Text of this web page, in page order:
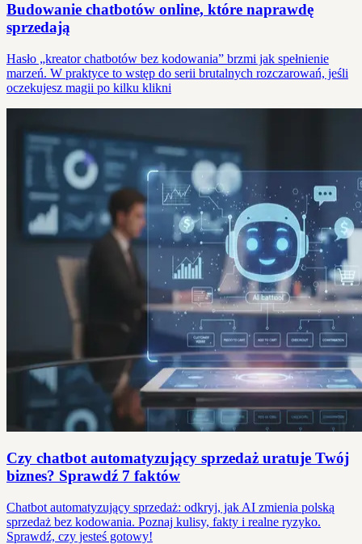
Budowanie chatbotów online, które naprawdę
sprzedają
Hasło „kreator chatbotów bez kodowania” brzmi jak spełnienie
marzeń. W praktyce to wstęp do serii brutalnych rozczarowań, jeśli
oczekujesz magii po kilku klikni
Czy chatbot automatyzujący sprzedaż uratuje Twój
biznes? Sprawdź 7 faktów
Chatbot automatyzujący sprzedaż: odkryj, jak AI zmienia polską
sprzedaż bez kodowania. Poznaj kulisy, fakty i realne ryzyko.
Sprawdź, czy jesteś gotowy!